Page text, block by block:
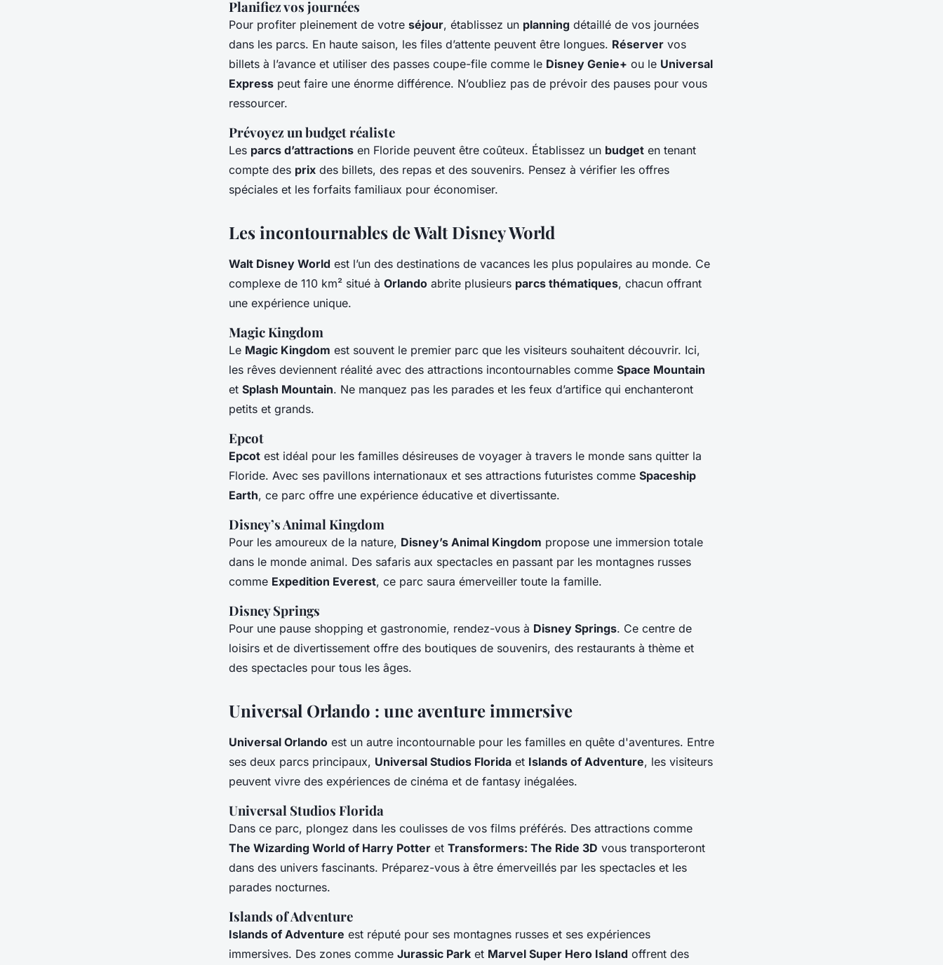
Planifiez vos journées
Pour profiter pleinement de votre séjour, établissez un planning détaillé de vos journées
dans les parcs. En haute saison, les files d’attente peuvent être longues. Réserver vos
billets à l’avance et utiliser des passes coupe-file comme le Disney Genie+ ou le Universal
Express peut faire une énorme différence. N’oubliez pas de prévoir des pauses pour vous
ressourcer.
Prévoyez un budget réaliste
Les parcs d’attractions en Floride peuvent être coûteux. Établissez un budget en tenant
compte des prix des billets, des repas et des souvenirs. Pensez à vérifier les offres
spéciales et les forfaits familiaux pour économiser.
Les incontournables de Walt Disney World
Walt Disney World est l’un des destinations de vacances les plus populaires au monde. Ce
complexe de 110 km² situé à Orlando abrite plusieurs parcs thématiques, chacun offrant
une expérience unique.
Magic Kingdom
Le Magic Kingdom est souvent le premier parc que les visiteurs souhaitent découvrir. Ici,
les rêves deviennent réalité avec des attractions incontournables comme Space Mountain
et Splash Mountain. Ne manquez pas les parades et les feux d’artifice qui enchanteront
petits et grands.
Epcot
Epcot est idéal pour les familles désireuses de voyager à travers le monde sans quitter la
Floride. Avec ses pavillons internationaux et ses attractions futuristes comme Spaceship
Earth, ce parc offre une expérience éducative et divertissante.
Disney’s Animal Kingdom
Pour les amoureux de la nature, Disney’s Animal Kingdom propose une immersion totale
dans le monde animal. Des safaris aux spectacles en passant par les montagnes russes
comme Expedition Everest, ce parc saura émerveiller toute la famille.
Disney Springs
Pour une pause shopping et gastronomie, rendez-vous à Disney Springs. Ce centre de
loisirs et de divertissement offre des boutiques de souvenirs, des restaurants à thème et
des spectacles pour tous les âges.
Universal Orlando : une aventure immersive
Universal Orlando est un autre incontournable pour les familles en quête d'aventures. Entre
ses deux parcs principaux, Universal Studios Florida et Islands of Adventure, les visiteurs
peuvent vivre des expériences de cinéma et de fantasy inégalées.
Universal Studios Florida
Dans ce parc, plongez dans les coulisses de vos films préférés. Des attractions comme
The Wizarding World of Harry Potter et Transformers: The Ride 3D vous transporteront
dans des univers fascinants. Préparez-vous à être émerveillés par les spectacles et les
parades nocturnes.
Islands of Adventure
Islands of Adventure est réputé pour ses montagnes russes et ses expériences
immersives. Des zones comme Jurassic Park et Marvel Super Hero Island offrent des